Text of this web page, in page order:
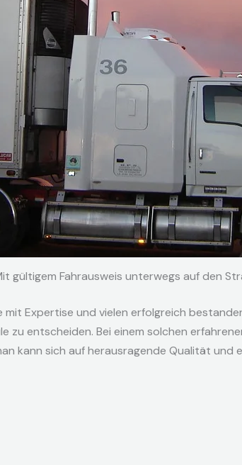
gültigem Fahrausweis unterwegs auf den
Expertise und vielen erfolgreich
zu entscheiden. Bei einem solchen
kann sich auf herausragende Qualität und